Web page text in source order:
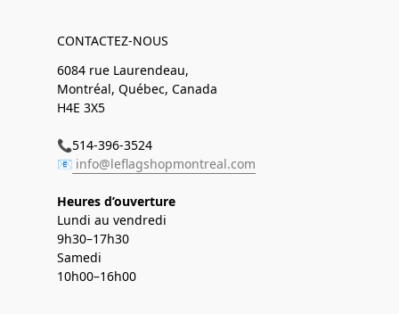
CONTACTEZ-NOUS
6084 rue Laurendeau,
Montréal, Québec, Canada
H4E 3X5
📞514-396-3524
📧 info@leflagshopmontreal.com
Heures d’ouverture
Lundi au vendredi
9h30–17h30
Samedi
10h00–16h00